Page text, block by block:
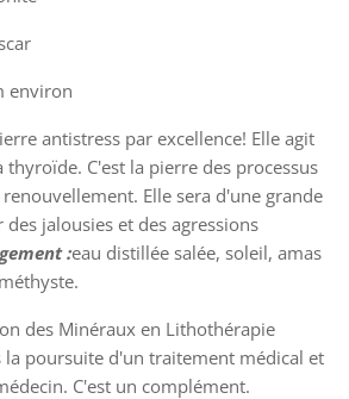
environ
antistress par excellence! Elle agit
C'est la pierre des processus
Elle sera d'une grande
jalousies et des agressions
:eau distillée salée, soleil, amas
des Minéraux en Lithothérapie
la poursuite d'un traitement médical et
C'est un complément.